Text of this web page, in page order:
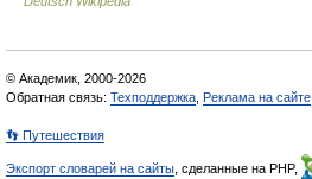
© Академик, 2000-2026
Обратная связь: Техподдержка Реклама на сайте
👣 Путешествия
Экспорт словарей на сайты , сделанные на PHP,